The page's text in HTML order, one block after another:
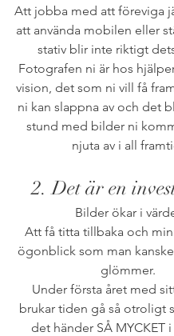
Att jobba med att föreviga
att använda mobilen eller
stativ blir inte riktigt
Fotografen ni är hos
vision, det som ni vill få
ni kan slappna av och det
stund med bilder ni
njuta av i all
2. Det är en
Bilder ökar i
Att få titta tillbaka och
ögonblick som man
glömmer.
Under första året med
brukar tiden gå så otroligt
det händer SÅ MYCKET